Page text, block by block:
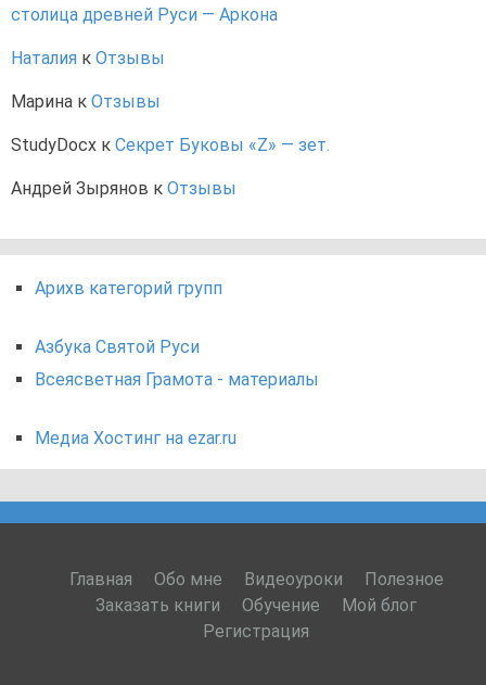
столица древней Руси — Аркона
Наталия к Отзывы
Марина к Отзывы
StudyDocx к Секрет Буковы «Z» — зет.
Андрей Зырянов к Отзывы
Арихв категорий групп
Азбука Святой Руси
Всеясветная Грамота - материалы
Медиа Хостинг на ezar.ru
Главная Обо мне Видеоуроки
Полезное
Заказать книги
Обучение
Мой блог
Регистрация